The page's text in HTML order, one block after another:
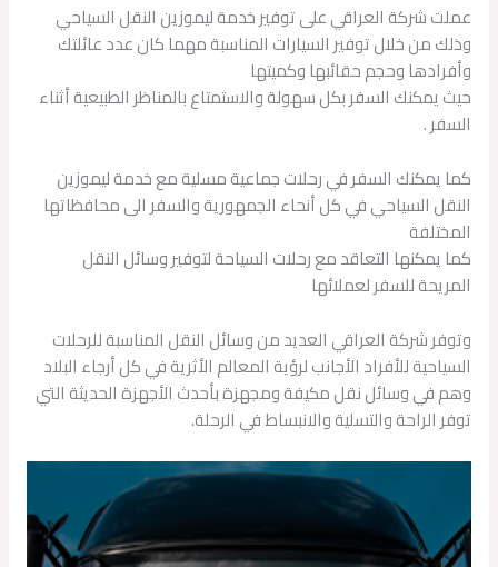
عملت شركة العراقي على توفير خدمة ليموزين النقل السياحي
وذلك من خلال توفير السيارات المناسبة مهما كان عدد عائلتك
وأفرادها وحجم حقائبها وكميتها
حيث يمكنك السفر بكل سهولة والاستمتاع بالمناظر الطبيعية أثناء
السفر .
كما يمكنك السفر في رحلات جماعية مسلية مع خدمة ليموزين
النقل السياحي في كل أنحاء الجمهورية والسفر الى محافظاتها
المختلفة
كما يمكنها التعاقد مع رحلات السياحة لتوفير وسائل النقل
المريحة للسفر لعملائها
وتوفر شركة العراقي العديد من وسائل النقل المناسبة للرحلات
السياحية للأفراد الأجانب لرؤية المعالم الأثرية في كل أرجاء البلاد
وهم في وسائل نقل مكيفة ومجهزة بأحدث الأجهزة الحديثة التي
توفر الراحة والتسلية والانبساط في الرحلة.